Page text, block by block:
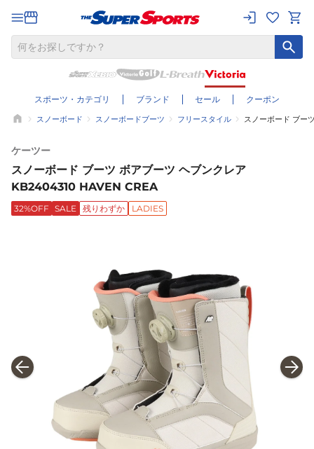
スポーツ・カテゴリ ブランド セール クーポン
スノーボード スノーボードブーツ フリースタイル スノーボード ブー
ケーツー
スノーボード ブーツ ボアブーツ ヘブンクレア
KB2404310 HAVEN CREA
32%OFF SALE 残りわずか LADIES